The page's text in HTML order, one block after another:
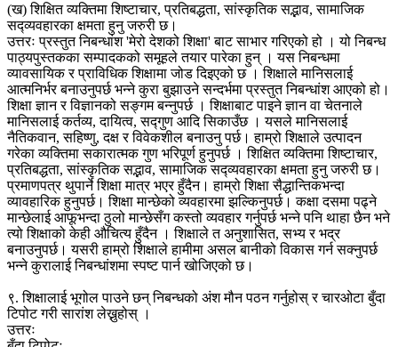
(ख) शिक्षित व्यक्तिमा शिष्टाचार, प्रतिबद्धता, सांस्कृतिक सद्भाव, सामाजिक
सद्व्यवहारका क्षमता हुनु जरुरी छ।
उत्तरः प्रस्तुत निबन्धांश 'मेरो देशको शिक्षा' बाट साभार गरिएको हो । यो निबन्ध
पाठ्यपुस्तकका सम्पादकको समूहले तयार पारेका हुन् । यस निबन्धमा
व्यावसायिक र प्राविधिक शिक्षामा जोड दिइएको छ । शिक्षाले मानिसलाई
आत्मनिर्भर बनाउनुपर्छ भन्ने कुरा बुझाउने सन्दर्भमा प्रस्तुत निबन्धांश आएको हो।
शिक्षा ज्ञान र विज्ञानको सङ्गम बन्नुपर्छ । शिक्षाबाट पाइने ज्ञान वा चेतनाले
मानिसलाई कर्तव्य, दायित्व, सद्गुण आदि सिकाउँछ । यसले मानिसलाई
नैतिकवान, सहिष्णु, दक्ष र विवेकशील बनाउनु पर्छ। हाम्रो शिक्षाले उत्पादन
गरेका व्यक्तिमा सकारात्मक गुण भरिपूर्ण हुनुपर्छ । शिक्षित व्यक्तिमा शिष्टाचार,
प्रतिबद्धता, सांस्कृतिक सद्भाव, सामाजिक सद्व्यवहारका क्षमता हुनु जरुरी छ।
प्रमाणपत्र थुपार्ने शिक्षा मात्र भएर हुँदैन। हाम्रो शिक्षा सैद्धान्तिकभन्दा
व्यावहारिक हुनुपर्छ। शिक्षा मान्छेको व्यवहारमा झल्किनुपर्छ। कक्षा दसमा पढ्ने
मान्छेलाई आफूभन्दा ठुलो मान्छेसँग कस्तो व्यवहार गर्नुपर्छ भन्ने पनि थाहा छैन भने
त्यो शिक्षाको केही औचित्य हुँदैन । शिक्षाले त अनुशासित, सभ्य र भद्र
बनाउनुपर्छ। यसरी हाम्रो शिक्षाले हामीमा असल बानीको विकास गर्न सक्नुपर्छ
भन्ने कुरालाई निबन्धांशमा स्पष्ट पार्न खोजिएको छ।
९. शिक्षालाई भूगोल पाउने छन् निबन्धको अंश मौन पठन गर्नुहोस् र चारओटा बुँदा
टिपोट गरी सारांश लेख्नुहोस् ।
उत्तरः